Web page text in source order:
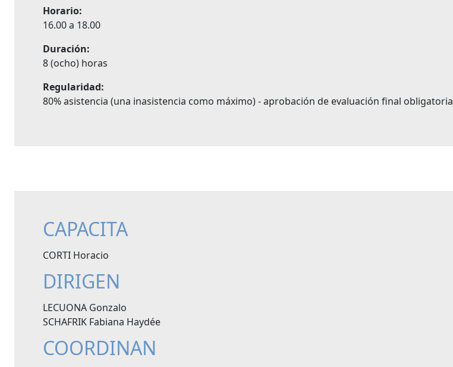
Horario:
16.00 a 18.00
Duración:
8 (ocho) horas
Regularidad:
80% asistencia (una inasistencia como máximo) - aprobación de evaluación final obligatoria
CAPACITA
CORTI Horacio
DIRIGEN
LECUONA Gonzalo
SCHAFRIK Fabiana Haydée
COORDINAN